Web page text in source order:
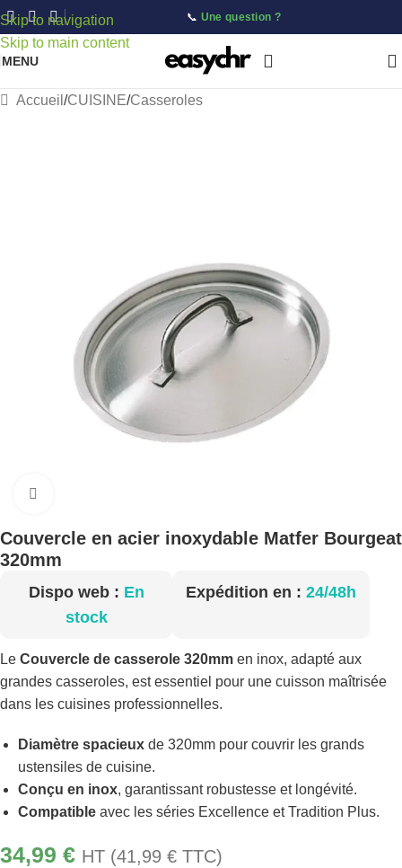
Skip to navigation
Skip to main content
📞 Une question ?
MENU
Accueil /CUISINE/Casseroles
Couvercle en acier inoxydable Matfer Bourgeat
320mm
Dispo web : En
stock
Expédition en : 24/48h
Le Couvercle de casserole 320mm en inox, adapté aux
grandes casseroles, est essentiel pour une cuisson maîtrisée
dans les cuisines professionnelles.
Diamètre spacieux de 320mm pour couvrir les grands
ustensiles de cuisine.
Conçu en inox, garantissant robustesse et longévité.
Compatible avec les séries Excellence et Tradition Plus.
34,99 € HT (41,99 € TTC)